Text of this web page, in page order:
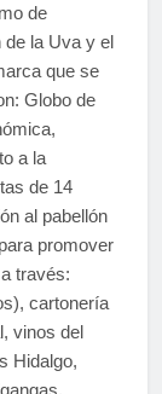
de
de la Uva y el
que se
Globo de
a la
de 14
al pabellón
promover
través:
cartonería
vinos del
Hidalgo,